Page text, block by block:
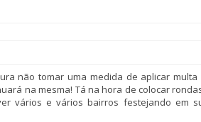
não tomar uma medida de aplicar
na mesma! Tá na hora de colocar
vários e vários bairros festejando em